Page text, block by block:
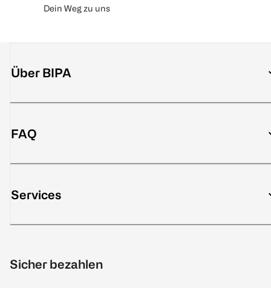
Dein Weg zu uns
Über BIPA
FAQ
Services
Sicher bezahlen